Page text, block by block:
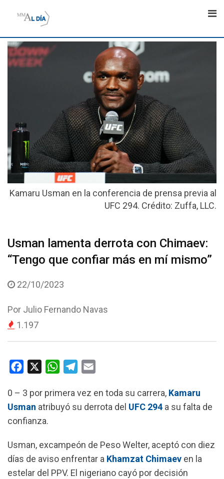
Kamaru Usman en la conferencia de prensa previa al
UFC 294. Crédito: Zuffa, LLC.
Usman lamenta derrota con Chimaev:
“Tengo que confiar más en mí mismo”
22/10/2023
Por Julio Fernando Navas
1.197
c
e
b
o
k
W
a
t
p
p
l
e
a
m
a
i
0 – 3 por primera vez en toda su carrera, Kamaru
Usman atribuyó su derrota del UFC 294 a su falta de
confianza.
Usman, excampeón de Peso Welter, aceptó con diez
días de aviso enfrentar a Khamzat Chimaev en la
estelar del PPV. El nigeriano cayó por decisión